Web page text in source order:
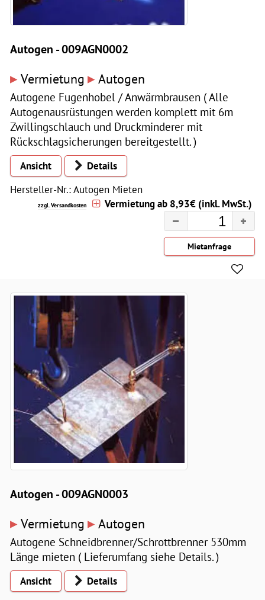
Autogen - 009AGN0002
▸ Vermietung ▸ Autogen
Autogene Fugenhobel / Anwärmbrausen ( Alle
Autogenausrüstungen werden komplett mit 6m
Zwillingschlauch und Druckminderer mit
Rückschlagsicherungen bereitgestellt. )
Ansicht
Details
Hersteller-Nr.: Autogen Mieten
zzgl. Versandkosten Vermietung ab 8,93€ (inkl. MwSt.)
Autogen - 009AGN0003
▸ Vermietung ▸ Autogen
Autogene Schneidbrenner/Schrottbrenner 530mm
Länge mieten ( Lieferumfang siehe Details. )
Ansicht
Details